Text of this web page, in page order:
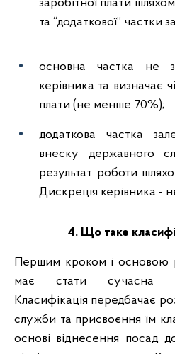
заробітної плати
та “додаткової” частки
основна частка не
керівника та визначає
плати (не менше 70%);
додаткова частка
внеску державного
результат роботи
Дискреція керівника -
4. Що таке
Першим кроком і основою
має стати сучасна
Класифікація передбачає
служби та присвоєння їм
основі віднесення посад